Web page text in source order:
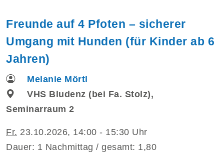
Freunde auf 4 Pfoten – sicherer
Umgang mit Hunden (für Kinder ab 6
Jahren)
Melanie Mörtl
VHS Bludenz (bei Fa. Stolz),
Seminarraum 2
Fr. 23.10.2026, 14:00 - 15:30 Uhr
Dauer: 1 Nachmittag / gesamt: 1,80